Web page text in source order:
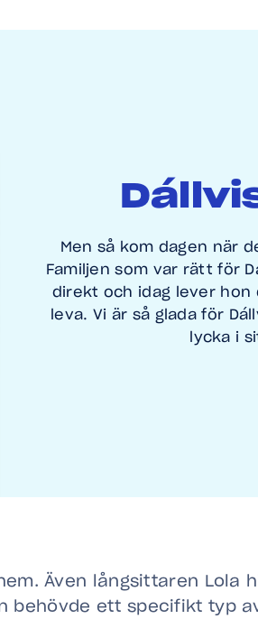
Men så kom dagen när
Familjen som var rätt för
direkt och idag lever hon
leva. Vi är så glada för
lycka i
Även långsittaren Lola
behövde ett specifikt typ